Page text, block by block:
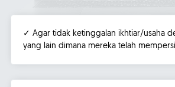
✓ Agar tidak ketinggalan ikhtiar/usaha
yang lain dimana mereka telah